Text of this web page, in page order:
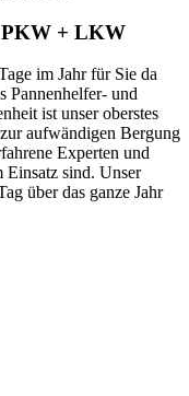
PKW + LKW
im Jahr für Sie da
Pannenhelfer- und
ist unser oberstes
aufwändigen Bergung
Experten und
Einsatz sind. Unser
über das ganze Jahr